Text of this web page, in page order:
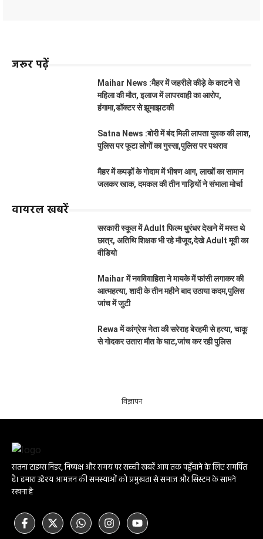
जरूर पढ़ें
Maihar News :मैहर में जहरीले कीड़े के काटने से
महिला की मौत, इलाज में लापरवाही का आरोप,
हंगामा,डॉक्टर से झूमाझटकी
Satna News :बोरी में बंद मिली लापता युवक की लाश,
पुलिस पर फूटा लोगों का गुस्सा,पुलिस पर पथराव
मैहर में कपड़ों के गोदाम में भीषण आग, लाखों का सामान
जलकर खाक, दमकल की तीन गाड़ियों ने संभाला मोर्चा
वायरल खबरें
सरकारी स्कूल में Adult फिल्म धुरंधर देखने में मस्त थे
छात्र, अतिथि शिक्षक भी रहे मौजूद,देखे Adult मूवी का
वीडियो
Maihar में नवविवाहिता ने मायके में फांसी लगाकर की
आत्महत्या, शादी के तीन महीने बाद उठाया कदम,पुलिस
जांच में जुटी
Rewa में कांग्रेस नेता की सरेराह बेरहमी से हत्या, चाकू
से गोदकर उतारा मौत के घाट,जांच कर रही पुलिस
विज्ञापन
सतना टाइम्स निडर, निष्पक्ष और समय पर सच्ची खबरें आप तक पहुँचाने के लिए समर्पित
है। हमारा उद्देश्य आमजन की समस्याओं को प्रमुखता से समाज और सिस्टम के सामने
रखना है